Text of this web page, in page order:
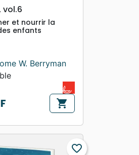
RAPIDE
vol.6
et nourrir la
enfants
W. Berryman
shopping_cart
favorite_border